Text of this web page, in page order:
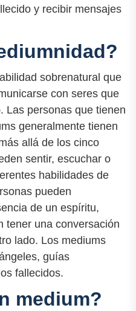
y recibir mensajes
sobrenatural que
con seres que
Las personas que tienen
generalmente tienen
allá de los cinco
sentir, escuchar o
habilidades de
pueden
de un espíritu,
tener una conversación
lado. Los mediums
guías
fallecidos.
medium?